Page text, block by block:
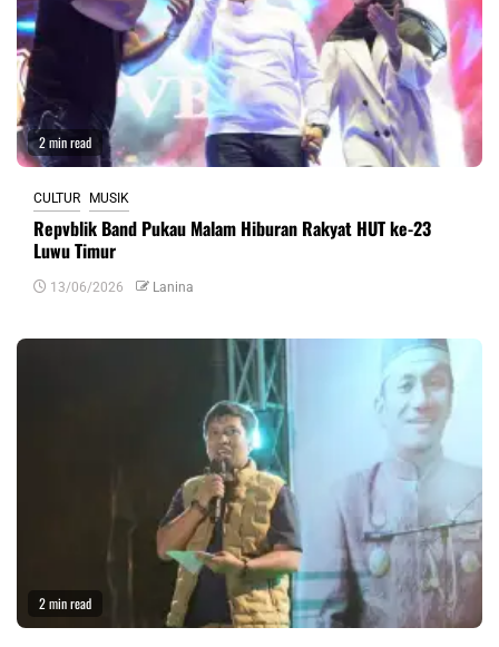
2 min read
CULTUR MUSIK
Repvblik Band Pukau Malam Hiburan Rakyat HUT ke-23
Luwu Timur
13/06/2026 Lanina
2 min read